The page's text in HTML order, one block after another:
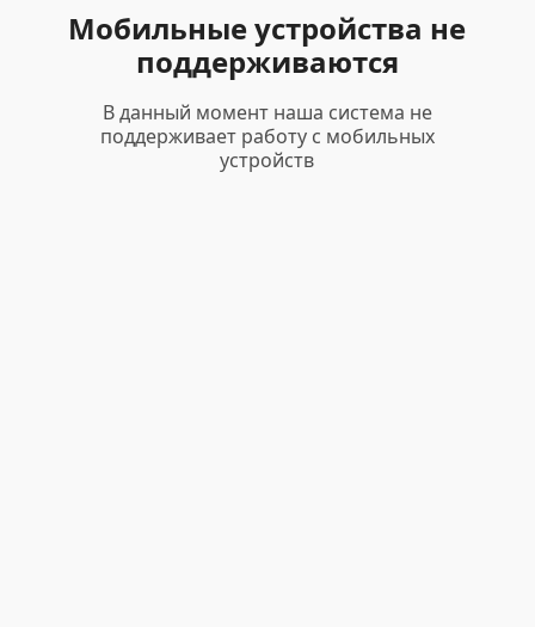
Мобильные устройства не
поддерживаются
В данный момент наша система не
поддерживает работу с мобильных
устройств